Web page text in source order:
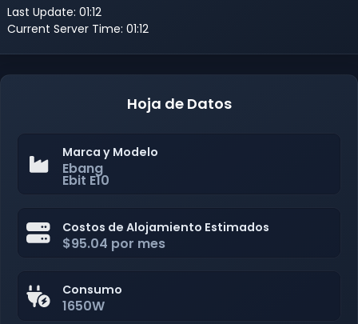
Last Update: 01:12
Current Server Time: 01:12
Hoja de Datos
Marca y Modelo
Ebang
Ebit E10
Costos de Alojamiento Estimados
$95.04 por mes
Consumo
1650W